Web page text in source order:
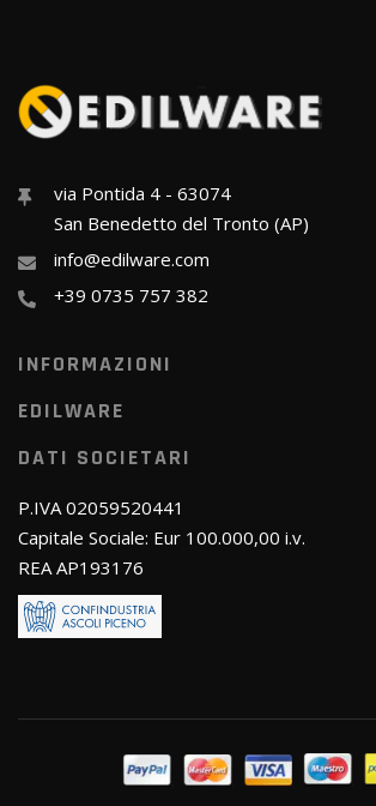
via Pontida 4 - 63074
San Benedetto del Tronto (AP)
info@edilware.com
+39 0735 757 382
INFORMAZIONI
EDILWARE
DATI SOCIETARI
P.IVA 02059520441
Capitale Sociale: Eur 100.000,00 i.v.
REA AP193176